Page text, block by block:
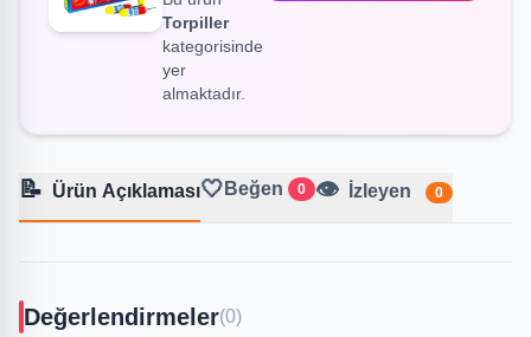
Torpiller
kategorisinde
yer
almaktadır.
📝 Ürün Açıklaması🤍 Beğen 0 👁️ İzleyen 0
Değerlendirmeler(0)